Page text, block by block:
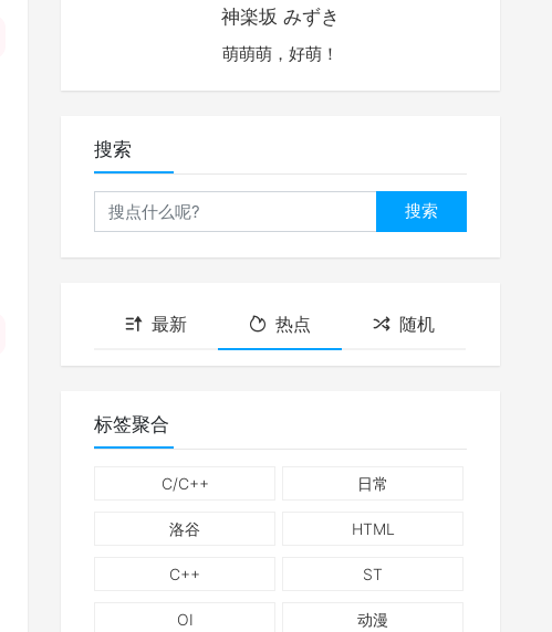
神楽坂 みずき
萌萌萌，好萌！
搜索
搜索
最新 热点 随机
标签聚合
C/C++ 日常
洛谷 HTML
C++ ST
OI 动漫